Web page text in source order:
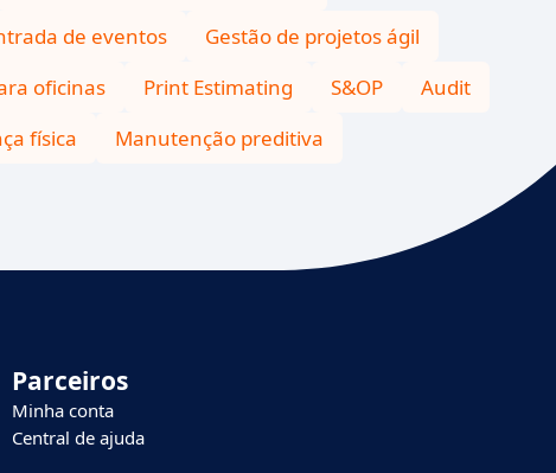
de eventos
Gestão de projetos ágil
oficinas Print Estimating S&OP
Audit
física Manutenção preditiva
Parceiros
Minha conta
Central de ajuda